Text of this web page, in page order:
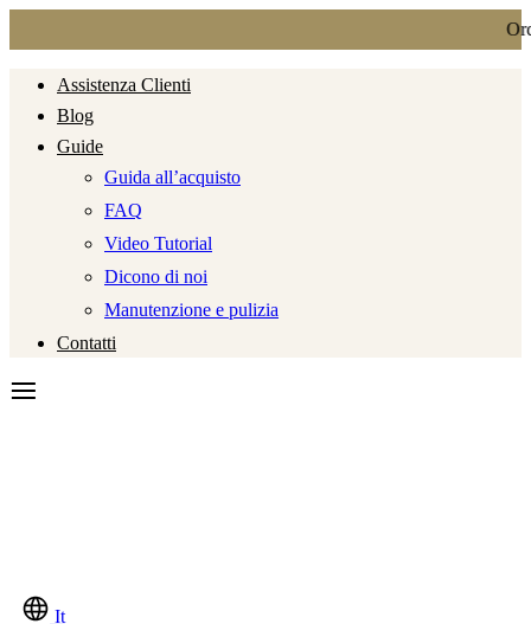
Assistenza Clienti
Blog
Guide
Guida all’acquisto
FAQ
Video Tutorial
Dicono di noi
Manutenzione e pulizia
Contatti
It